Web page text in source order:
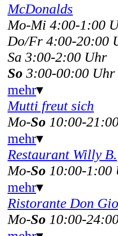
McDonalds
Mo-Mi 4:00-1:00
Do/Fr 4:00-
Sa 3:00-2:00 Uhr
So 3:00-00:00 Uhr
mehr▾
Mutti freut sich
Mo-So 10:00-
mehr▾
Restaurant Willy B.
Mo-So 10:00-1:00
mehr▾
Ristorante Don
Mo-So 10:00-